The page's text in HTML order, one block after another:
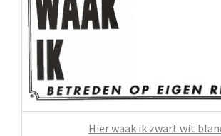
Hier waak ik zwart wit